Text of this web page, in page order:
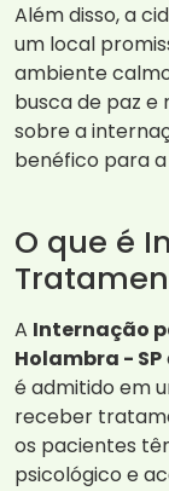
Além disso, a
um local
ambiente
busca de paz e
sobre a
benéfico para
O que é
A Internação
Holambra - SP
é admitido em
receber
os pacientes
psicológico e